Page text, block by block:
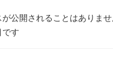
公開されることはありませ
です